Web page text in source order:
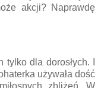
akcji? Naprawdę
dla dorosłych. I
używała dość
zbliżeń. W